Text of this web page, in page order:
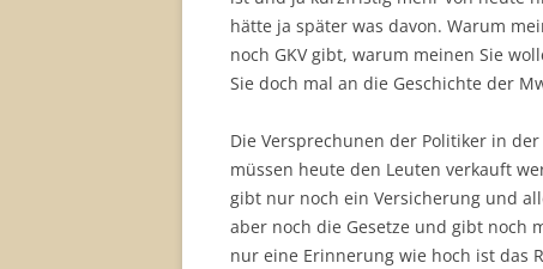
hätte ja später was davon. Warum
noch GKV gibt, warum meinen Sie
Sie doch mal an die Geschichte der
Die Versprechunen der Politiker in
müssen heute den Leuten verkauft
gibt nur noch ein Versicherung und
aber noch die Gesetze und gibt noch
nur eine Erinnerung wie hoch ist das